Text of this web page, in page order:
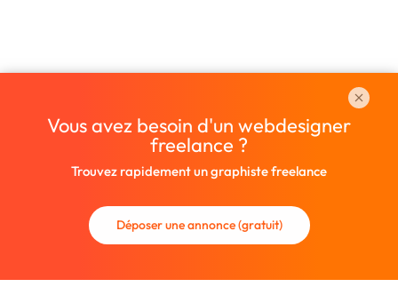
Vous avez besoin d'un webdesigner
freelance ?
Trouvez rapidement un graphiste freelance
Déposer une annonce (gratuit)